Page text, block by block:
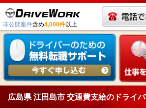
非公開案件含め4,000件以上
広島県 江田島市 交通費支給のドライ